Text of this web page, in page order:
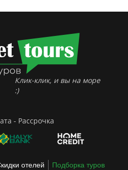
Клик-клик, и вы на море
:)
- Рассрочка
отелей
Подборка туров